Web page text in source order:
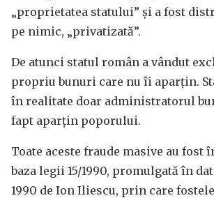
„proprietatea statului” și a fost
pe nimic, „privatizată”.
De atunci statul român a vândut
propriu bunuri care nu îi aparțin.
în realitate doar administratorul
fapt aparțin poporului.
Toate aceste fraude masive au fost
baza legii 15/1990, promulgată în
1990 de Ion Iliescu, prin care